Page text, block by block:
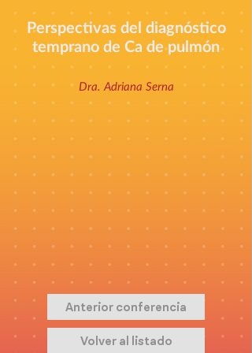
Perspectivas del diagnóstico
temprano de Ca de pulmón
Dra. Adriana Serna
Anterior conferencia
Volver al listado